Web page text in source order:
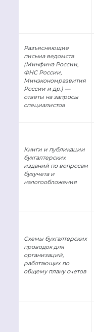
Разъясняющие
письма ведомств
(Минфина России,
ФНС России,
Минэкономразвития
России и др.) —
ответы на запросы
специалистов
Книги и публикации
бухгалтерских
изданий по вопросам
бухучета и
налогообложения
Схемы бухгалтерских
проводок для
организаций,
работающих по
общему плану счетов